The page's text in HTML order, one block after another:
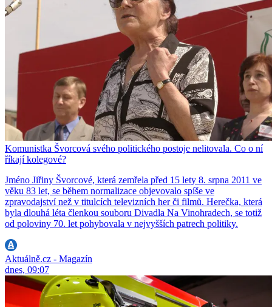
Komunistka Švorcová svého politického postoje nelitovala. Co o ní
říkají kolegové?
Jméno Jiřiny Švorcové, která zemřela před 15 lety 8. srpna 2011 ve
věku 83 let, se během normalizace objevovalo spíše ve
zpravodajství než v titulcích televizních her či filmů. Herečka, která
byla dlouhá léta členkou souboru Divadla Na Vinohradech, se totiž
od poloviny 70. let pohybovala v nejvyšších patrech politiky.
Aktuálně.cz - Magazín
dnes, 09:07